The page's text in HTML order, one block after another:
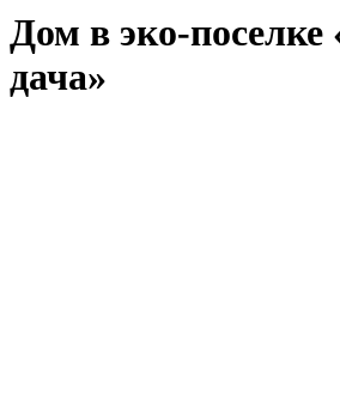
Дом в эко-
дача»